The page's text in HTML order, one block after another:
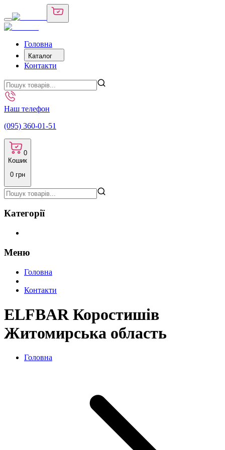
Головна
Каталог
Контакти
Наш телефон
(095) 360-01-51
0
Кошик
0 грн
Категорії
Меню
Головна
Контакти
ELFBAR Коростишів
Житомирська область
Головна